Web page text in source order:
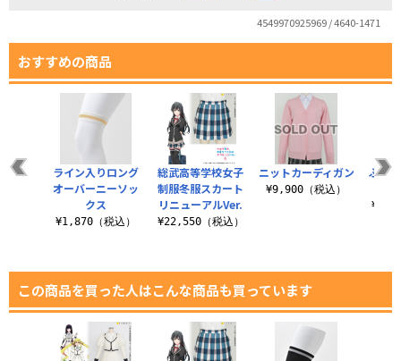
4549970925969 / 4640-1471
おすすめの商品
総武高等学校女子
制服冬服スカート
リニューアルVer.
¥22,550（税込）
ニットカーディガン
¥9,900（税込）
ふん
ライン入りロング
オーバーニーソッ
クス
¥1,870（税込）
この商品を買った人はこんな商品も買っています